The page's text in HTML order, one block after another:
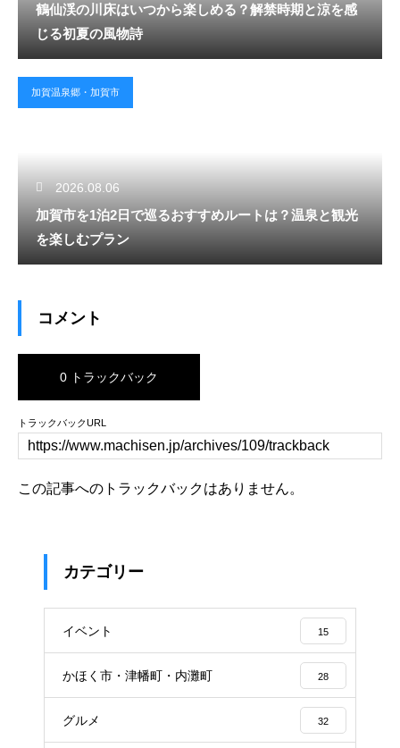
鶴仙渓の川床はいつから楽しめる？解禁時期と涼を感
じる初夏の風物詩
加賀温泉郷・加賀市
2026.08.06
加賀市を1泊2日で巡るおすすめルートは？温泉と観光
を楽しむプラン
コメント
0 トラックバック
トラックバックURL
この記事へのトラックバックはありません。
カテゴリー
イベント 15
かほく市・津幡町・内灘町 28
グルメ 32